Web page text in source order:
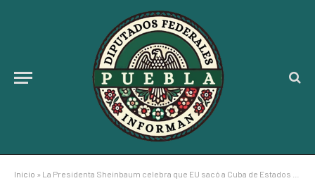
Inicio » La Presidenta Sheinbaum celebra que EU sacó a Cuba de Estados patrocinadores del terrorismo